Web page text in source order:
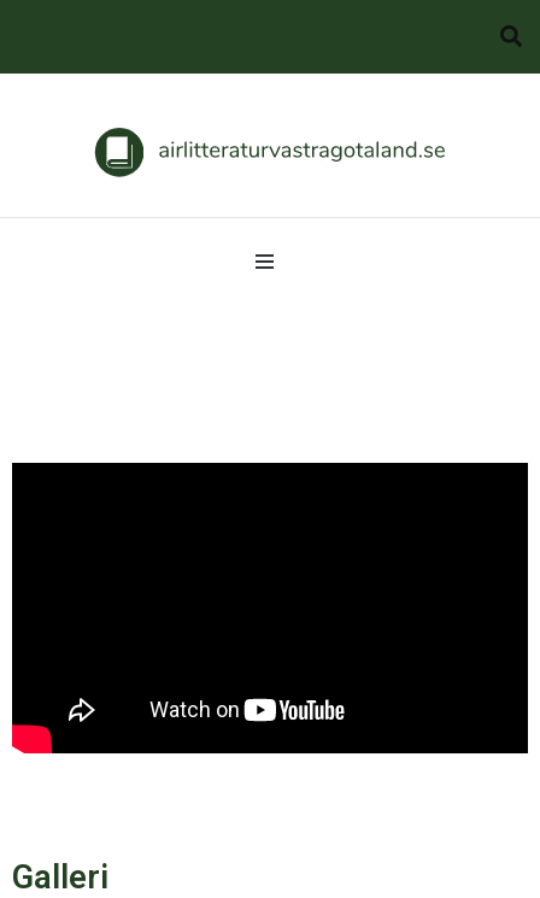
airlitteraturvastragotaland.se
Svenska klassiker
Galleri